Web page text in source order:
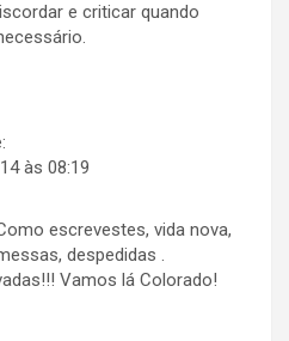
e criticar quando
às 08:19
escrevestes, vida nova,
despedidas .
Vamos lá Colorado!